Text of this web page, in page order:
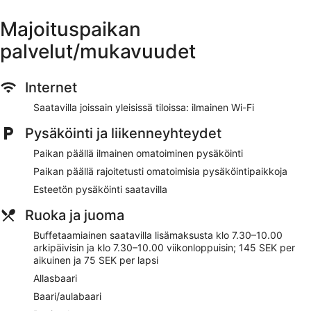
Ilmainen Wi-Fi joissain yleisissä tiloissa
Ilmainen omatoiminen pysäköinti
löytyy ravintola, allasbaari ja baari/lounge
tai rentoutumassa sen 2 porealtaassa
Majoituspaikan palveluihin lukeutuvat ilmaiset
sanomalehdet aulassa, kokoushuone ja kokoustila
Majoituspaikan alueella on tarjolla sauna, minigolfrata ja
maastopyöräilymahdollisuus
Sijaitsee 7 minuutin kävelymatkan päässä kohteesta
Krystallivaltakunta ja 3 minuutin ajomatkan päässä
kohteesta Kosta Outletin ostoskeskus
Majoituspaikkaan voi tuoda lemmikin lisämaksusta
(rajoituksia sovelletaan)
allasta, 2 poreallasta ja saunan. Majoituspaikasta löytyy
Majoituspaikan
palvelut/mukavuudet
Internet
Saatavilla joissain yleisissä tiloissa: ilmainen Wi-Fi
Pysäköinti ja liikenneyhteydet
Paikan päällä ilmainen omatoiminen pysäköinti
Paikan päällä rajoitetusti omatoimisia pysäköintipaikkoja
Esteetön pysäköinti saatavilla
Ruoka ja juoma
Buffetaamiainen saatavilla lisämaksusta klo 7.30–10.00
arkipäivisin ja klo 7.30–10.00 viikonloppuisin; 145 SEK per
aikuinen ja 75 SEK per lapsi
Allasbaari
Baari/aulabaari